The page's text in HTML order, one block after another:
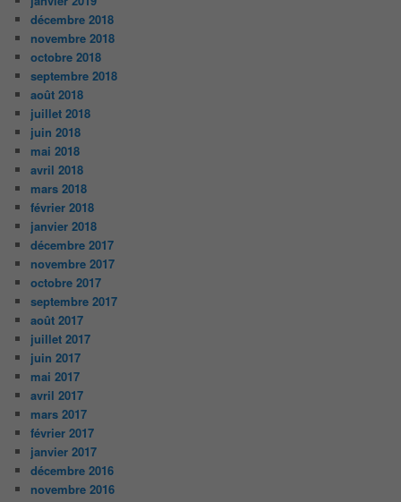
décembre 2018
novembre 2018
octobre 2018
septembre 2018
août 2018
juillet 2018
juin 2018
mai 2018
avril 2018
mars 2018
février 2018
janvier 2018
décembre 2017
novembre 2017
octobre 2017
septembre 2017
août 2017
juillet 2017
juin 2017
mai 2017
avril 2017
mars 2017
février 2017
janvier 2017
décembre 2016
novembre 2016